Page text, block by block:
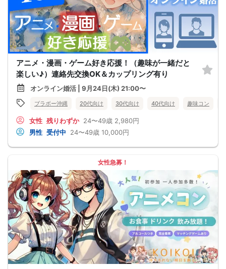
アニメ・漫画・ゲーム好き応援！（趣味が一緒だと
楽しい♪）連絡先交換OK＆カップリング有り
オンライン婚活 | 9月24日(木) 21:00〜
ブラボー沖縄 20代向け 30代向け 40代向け 趣味コン
女性 残りわずか 24〜49歳 2,980円
男性 受付中 24〜49歳 10,000円
女性急募！